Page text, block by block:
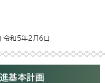
和5年2月6日
基本計画